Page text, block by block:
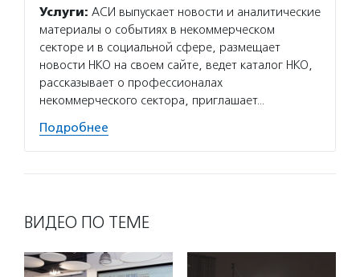
Услуги: АСИ выпускает новости и аналитические
материалы о событиях в некоммерческом
секторе и в социальной сфере, размещает
новости НКО на своем сайте, ведет каталог НКО,
рассказывает о профессионалах
некоммерческого сектора, приглашает…
Подробнее
ВИДЕО ПО ТЕМЕ